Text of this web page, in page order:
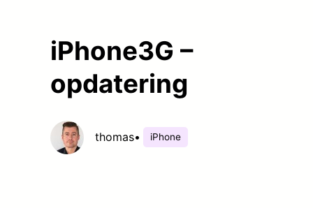
iPhone3G –
opdatering
thomas• iPhone